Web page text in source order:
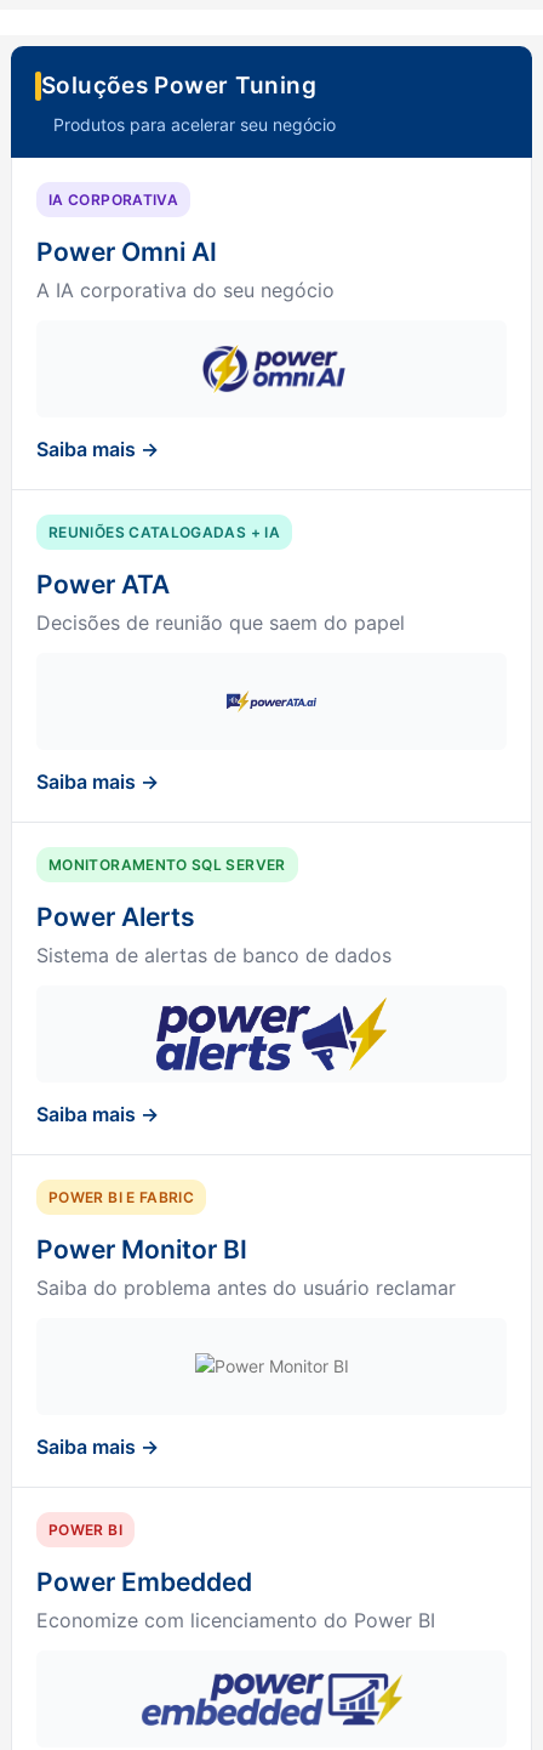
Soluções Power Tuning
Produtos para acelerar seu negócio
IA CORPORATIVA
Power Omni AI
A IA corporativa do seu negócio
Saiba mais →
REUNIÕES CATALOGADAS + IA
Power ATA
Decisões de reunião que saem do papel
Saiba mais →
MONITORAMENTO SQL SERVER
Power Alerts
Sistema de alertas de banco de dados
Saiba mais →
POWER BI E FABRIC
Power Monitor BI
Saiba do problema antes do usuário reclamar
Saiba mais →
POWER BI
Power Embedded
Economize com licenciamento do Power BI